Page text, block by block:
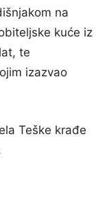
na
kuće iz
te
izazvao
Teške krađe